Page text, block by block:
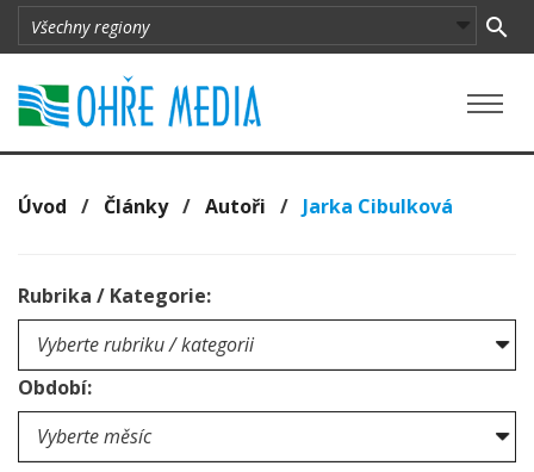
Úvod / Články/ Autoři / Jarka Cibulková
Rubrika / Kategorie:
Období: